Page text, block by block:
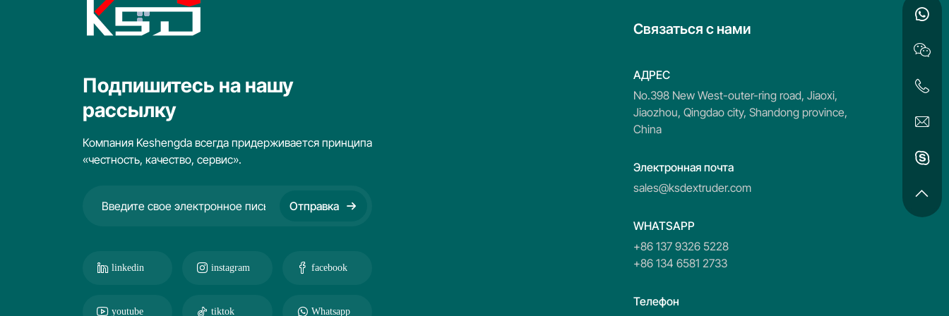
Подпишитесь на нашу
рассылку
Компания Keshengda всегда придерживается принципа
«честность, качество, сервис».
Отправка
linkedin instagram facebook
youtube tiktok Whatsapp
Связаться с нами
АДРЕС
No.398 New West-outer-ring road, Jiaoxi,
Jiaozhou, Qingdao city, Shandong province,
China
Электронная почта
sales@ksdextruder.com
WHATSAPP
+86 137 9326 5228
+86 134 6581 2733
Телефон